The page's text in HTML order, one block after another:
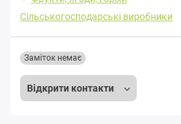
Сільськогосподарські виробники
Відкрити контакти
Заміток немає